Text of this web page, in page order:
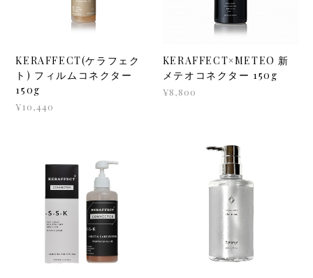
KERAFFECT(ケラフェク
ト) フィルムコネクター
150g
¥10,440
KERAFFECT×METEO 新
メテオコネクター 150g
¥8,800